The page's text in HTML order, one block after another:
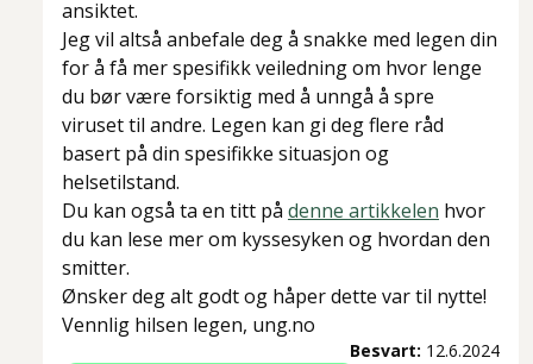
ansiktet.
Jeg vil altså anbefale deg å snakke med legen din
for å få mer spesifikk veiledning om hvor lenge
du bør være forsiktig med å unngå å spre
viruset til andre. Legen kan gi deg flere råd
basert på din spesifikke situasjon og
helsetilstand.
Du kan også ta en titt på denne artikkelen hvor
du kan lese mer om kyssesyken og hvordan den
smitter.
Ønsker deg alt godt og håper dette var til nytte!
Vennlig hilsen legen, ung.no
Besvart: 12.6.2024